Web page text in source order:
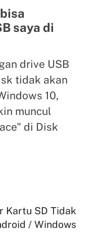
saya di
drive USB
tidak akan
10,
muncul
di Disk
Kartu SD Tidak
/ Windows